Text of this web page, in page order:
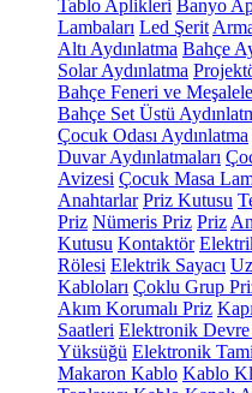
Tablo Aplikleri Banyo
Lambaları Led Şerit
Altı Aydınlatma Bahçe
Solar Aydınlatma
Bahçe Feneri ve
Bahçe Set Üstü
Çocuk Odası Aydınlatma
Duvar Aydınlatmaları
Avizesi Çocuk Masa
Anahtarlar Priz Kutusu
Priz Nümeris Priz Priz
Kutusu Kontaktör
Rölesi Elektrik Sayacı
Kabloları Çoklu Grup
Akım Korumalı Priz
Saatleri Elektronik Devre
Yüksüğü Elektronik
Makaron Kablo Kablo